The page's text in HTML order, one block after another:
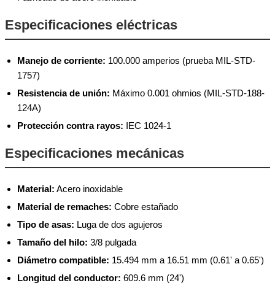
Especificaciones eléctricas
Manejo de corriente: 100.000 amperios (prueba MIL-STD-
1757)
Resistencia de unión: Máximo 0.001 ohmios (MIL-STD-188-
124A)
Protección contra rayos: IEC 1024-1
Especificaciones mecánicas
Material: Acero inoxidable
Material de remaches: Cobre estañado
Tipo de asas: Luga de dos agujeros
Tamaño del hilo: 3/8 pulgada
Diámetro compatible: 15.494 mm a 16.51 mm (0.61' a 0.65')
Longitud del conductor: 609.6 mm (24')